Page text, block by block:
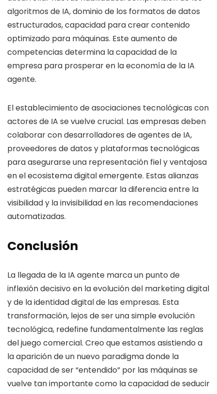
algoritmos de IA, dominio de los formatos de datos
estructurados, capacidad para crear contenido
optimizado para máquinas. Este aumento de
competencias determina la capacidad de la
empresa para prosperar en la economía de la IA
agente.
El establecimiento de asociaciones tecnológicas con
actores de IA se vuelve crucial. Las empresas deben
colaborar con desarrolladores de agentes de IA,
proveedores de datos y plataformas tecnológicas
para asegurarse una representación fiel y ventajosa
en el ecosistema digital emergente. Estas alianzas
estratégicas pueden marcar la diferencia entre la
visibilidad y la invisibilidad en las recomendaciones
automatizadas.
Conclusión
La llegada de la IA agente marca un punto de
inflexión decisivo en la evolución del marketing digital
y de la identidad digital de las empresas. Esta
transformación, lejos de ser una simple evolución
tecnológica, redefine fundamentalmente las reglas
del juego comercial. Creo que estamos asistiendo a
la aparición de un nuevo paradigma donde la
capacidad de ser “entendido” por las máquinas se
vuelve tan importante como la capacidad de seducir